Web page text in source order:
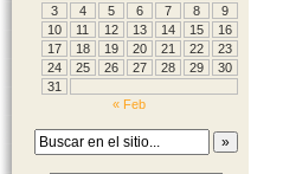
3
4 5 6 7 8
9
10
11 12 13 14 15
16
17
18 19 20 21 22
23
24
25 26 27 28 29
30
31
« Feb